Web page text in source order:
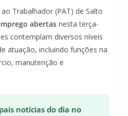
Trabalhador (PAT) de Salto
abertas nesta terça-
contemplam diversos níveis
atuação, incluindo funções na
manutenção e
notícias do dia no